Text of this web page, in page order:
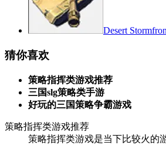
Desert
猜你喜欢
策略指挥类游戏推荐
三国slg策略类手游
好玩的三国策略争霸游戏
策略指挥类游戏推荐
策略指挥类游戏是当下比较火的